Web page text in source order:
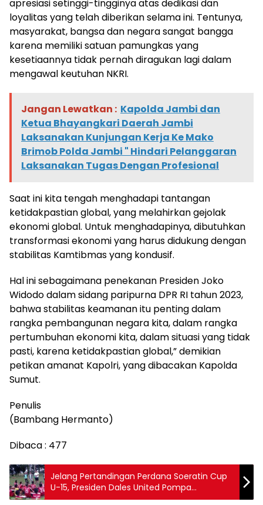
apresiasi setinggi-tingginya atas dedikasi dan
loyalitas yang telah diberikan selama ini. Tentunya,
masyarakat, bangsa dan negara sangat bangga
karena memiliki satuan pamungkas yang
kesetiaannya tidak pernah diragukan lagi dalam
mengawal keutuhan NKRI.
Jangan Lewatkan : Kapolda Jambi dan
Ketua Bhayangkari Daerah Jambi
Laksanakan Kunjungan Kerja Ke Mako
Brimob Polda Jambi " Hindari Pelanggaran
Laksanakan Tugas Dengan Profesional
Saat ini kita tengah menghadapi tantangan
ketidakpastian global, yang melahirkan gejolak
ekonomi global. Untuk menghadapinya, dibutuhkan
transformasi ekonomi yang harus didukung dengan
stabilitas Kamtibmas yang kondusif.
Hal ini sebagaimana penekanan Presiden Joko
Widodo dalam sidang paripurna DPR RI tahun 2023,
bahwa stabilitas keamanan itu penting dalam
rangka pembangunan negara kita, dalam rangka
pertumbuhan ekonomi kita, dalam situasi yang tidak
pasti, karena ketidakpastian global,” demikian
petikan amanat Kapolri, yang dibacakan Kapolda
Sumut.
Penulis
(Bambang Hermanto)
Dibaca : 477
Jelang Pertandingan Perdana Soeratin Cup
U-15, Presiden Dales United Pompa
Semangat Pemain